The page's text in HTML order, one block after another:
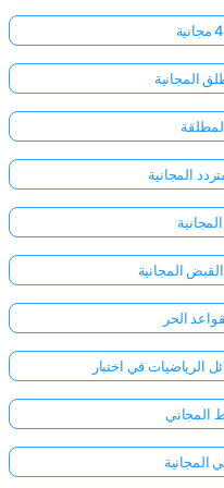
المجانية
المجانية
المجانية
الحر
المجاني
المجانية